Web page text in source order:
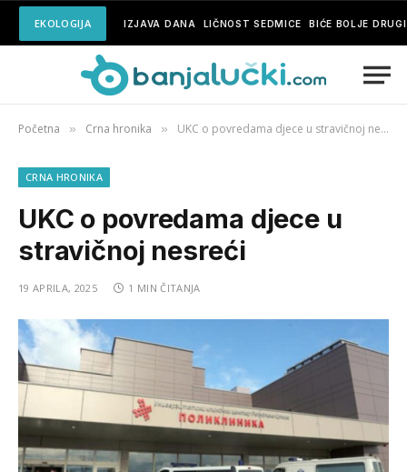
EKOLOGIJA IZJAVA DANA LIČNOST SEDMICE BIĆE BOLJE
Početna » Crna hronika » UKC o povredama djece u stravičnoj nesreći
CRNA HRONIKA
UKC o povredama djece u
stravičnoj nesreći
19 APRILA, 2025 1 MIN ČITANJA